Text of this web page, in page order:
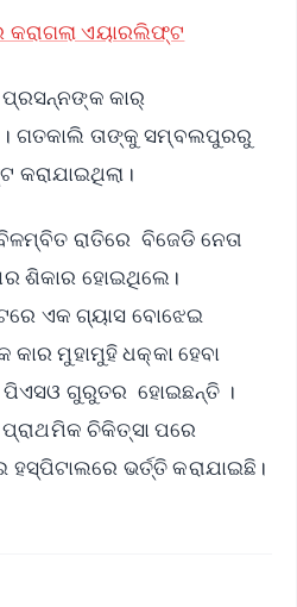
ଏୟାରଲିଫ୍ଟ
କାର୍‌
। ଗତକାଲି ତାଙ୍କୁ ସମ୍ବଲପୁରରୁ
ରାତିରେ ବିଜେଡି ନେତା
ଶିକାର ହୋଇଥିଲେ।
ଏକ ଗ୍ୟାସ ବୋଝେଇ
ମୁହାମୁହି ଧକ୍କା ହେବା
ଗୁରୁତର ହୋଇଛନ୍ତି ।
ଚିକିତ୍ସା ପରେ
ଭର୍ତ୍ତି କରାଯାଇଛି।